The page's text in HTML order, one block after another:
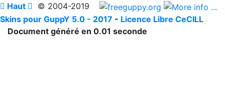
 Haut  © 2004-2019
Skins pour GuppY 5.0 - 2017 - Licence Libre CeCILL
Document généré en 0.01 seconde